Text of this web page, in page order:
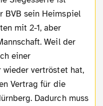
BVB sein Heimspiel
mit 2-1, aber
Weil der
einer
wieder vertröstet hat,
Vertrag für die
Dadurch muss